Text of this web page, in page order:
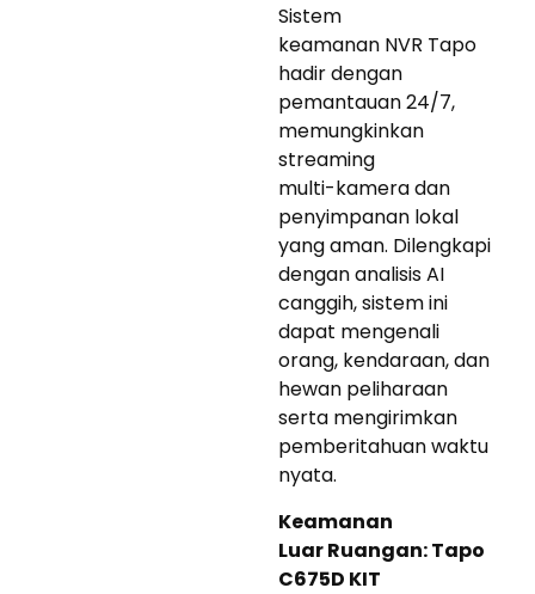
Sistem
keamanan NVR Tapo
hadir dengan
pemantauan 24/7,
memungkinkan
streaming
multi-kamera dan
penyimpanan lokal
yang aman. Dilengkapi
dengan analisis AI
canggih, sistem ini
dapat mengenali
orang, kendaraan, dan
hewan peliharaan
serta mengirimkan
pemberitahuan waktu
nyata.
Keamanan
Luar Ruangan: Tapo
C675D KIT